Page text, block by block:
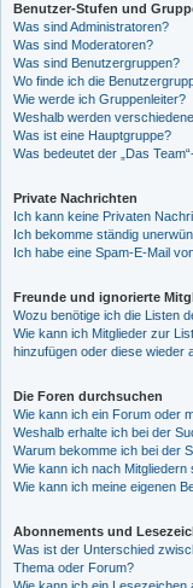
Benutzer-Stufen und
Was sind Administratoren?
Was sind Moderatoren?
Was sind Benutzergruppen?
Wo finde ich die
Wie werde ich Gruppenleiter?
Weshalb werden
Was ist eine Hauptgruppe?
Was bedeutet der „Das
Private Nachrichten
Ich kann keine Privaten
Ich bekomme ständig
Ich habe eine Spam-E-Mail
Freunde und ignorierte
Wozu benötige ich die Listen
Wie kann ich Mitglieder zur
hinzufügen oder diese wieder
Die Foren durchsuchen
Wie kann ich ein Forum oder
Weshalb erhalte ich bei der
Warum bekomme ich bei der
Wie kann ich nach Mitgliedern
Wie kann ich meine eigenen
Abonnements und
Was ist der Unterschied
Thema oder Forum?